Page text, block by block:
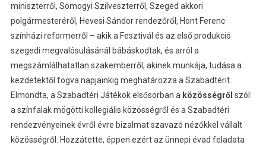
miniszterről, Somogyi Szilveszterről, Szeged akkori
polgármesteréről, Hevesi Sándor rendezőről, Hont Ferenc
színházi reformerről – akik a Fesztivál és az első produkció
szegedi megvalósulásánál bábáskodtak, és arról a
megszámlálhatatlan szakemberről, akinek munkája, tudása a
kezdetektől fogva napjainkig meghatározza a Szabadtérit.
Elmondta, a Szabadtéri Játékok elsősorban a közösségről szól:
a színfalak mögötti kollegiális közösségről és a Szabadtéri
rendezvényeinek évről évre bizalmat szavazó nézőkkel vállalt
közösségről. Hozzátette, éppen ezért az ünnepi évad feladata